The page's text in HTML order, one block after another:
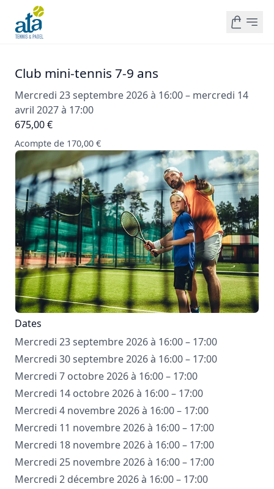
Club mini-tennis 7-9 ans
Mercredi 23 septembre 2026 à 16:00 – mercredi 14
avril 2027 à 17:00
675,00 €
Acompte de 170,00 €
Dates
Mercredi 23 septembre 2026 à 16:00 – 17:00
Mercredi 30 septembre 2026 à 16:00 – 17:00
Mercredi 7 octobre 2026 à 16:00 – 17:00
Mercredi 14 octobre 2026 à 16:00 – 17:00
Mercredi 4 novembre 2026 à 16:00 – 17:00
Mercredi 11 novembre 2026 à 16:00 – 17:00
Mercredi 18 novembre 2026 à 16:00 – 17:00
Mercredi 25 novembre 2026 à 16:00 – 17:00
Mercredi 2 décembre 2026 à 16:00 – 17:00